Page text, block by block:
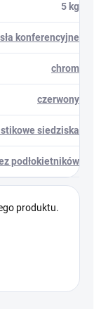
5 kg
konferencyjne
chrom
czerwony
siedziska
podłokietników
produktu.